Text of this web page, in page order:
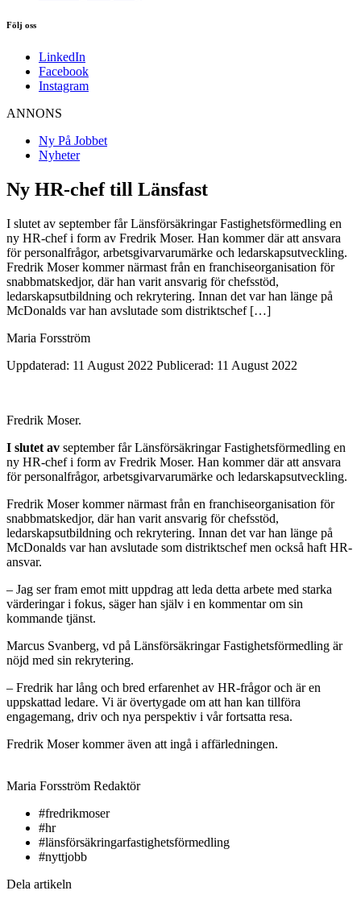
Följ oss
LinkedIn
Facebook
Instagram
ANNONS
Ny På Jobbet
Nyheter
Ny HR-chef till Länsfast
I slutet av september får Länsförsäkringar Fastighetsförmedling en
ny HR-chef i form av Fredrik Moser. Han kommer där att ansvara
för personalfrågor, arbetsgivarvarumärke och ledarskapsutveckling.
Fredrik Moser kommer närmast från en franchiseorganisation för
snabbmatskedjor, där han varit ansvarig för chefsstöd,
ledarskapsutbildning och rekrytering. Innan det var han länge på
McDonalds var han avslutade som distriktschef […]
Maria Forsström
Uppdaterad: 11 August 2022 Publicerad: 11 August 2022
Fredrik Moser.
I slutet av september får Länsförsäkringar Fastighetsförmedling en
ny HR-chef i form av Fredrik Moser. Han kommer där att ansvara
för personalfrågor, arbetsgivarvarumärke och ledarskapsutveckling.
Fredrik Moser kommer närmast från en franchiseorganisation för
snabbmatskedjor, där han varit ansvarig för chefsstöd,
ledarskapsutbildning och rekrytering. Innan det var han länge på
McDonalds var han avslutade som distriktschef men också haft HR-
ansvar.
– Jag ser fram emot mitt uppdrag att leda detta arbete med starka
värderingar i fokus, säger han själv i en kommentar om sin
kommande tjänst.
Marcus Svanberg, vd på Länsförsäkringar Fastighetsförmedling är
nöjd med sin rekrytering.
– Fredrik har lång och bred erfarenhet av HR-frågor och är en
uppskattad ledare. Vi är övertygade om att han kan tillföra
engagemang, driv och nya perspektiv i vår fortsatta resa.
Fredrik Moser kommer även att ingå i affärledningen.
Maria Forsström Redaktör
#fredrikmoser
#hr
#länsförsäkringarfastighetsförmedling
#nyttjobb
Dela artikeln